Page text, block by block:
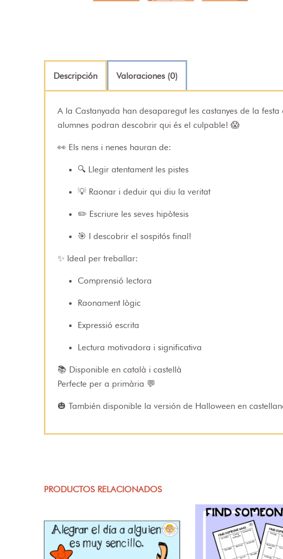
Descripción Valoraciones (0)
A la Castanyada han desaparegut les castanyes de la festa
alumnes podran descobrir qui és el culpable! 😱
👀 Els nens i nenes hauran de:
🔍 Llegir atentament les pistes
💡 Raonar i deduir qui diu la veritat
✏️ Escriure les seves hipòtesis
🎯 I descobrir el sospitós final!
✨ Ideal per treballar:
Comprensió lectora
Raonament lògic
Expressió escrita
Lectura motivadora i significativa
📚 Disponible en català i castellà
Perfecte per a primària 💬
🎃 También disponible la versión de Halloween en
PRODUCTOS RELACIONADOS